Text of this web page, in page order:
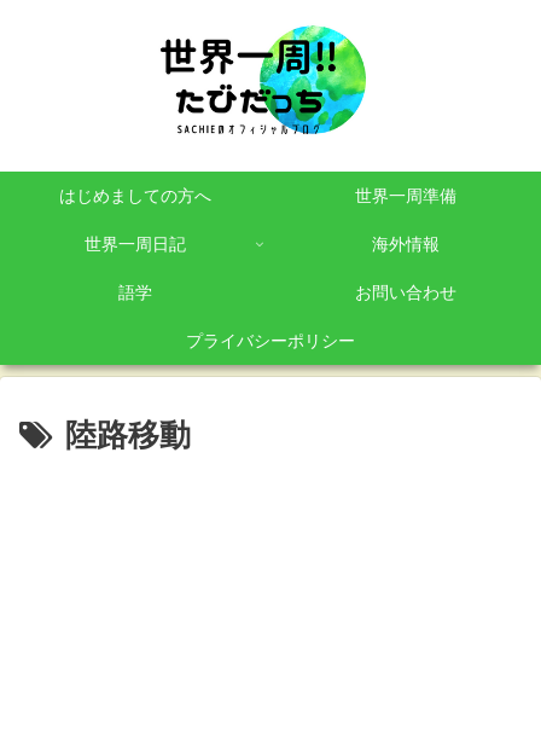
はじめましての方へ 世界一周準備
世界一周日記 海外情報
語学 お問い合わせ
プライバシーポリシー
陸路移動